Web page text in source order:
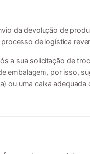
da devolução de
de logística
a sua solicitação de
embalagem, por isso,
ou uma caixa